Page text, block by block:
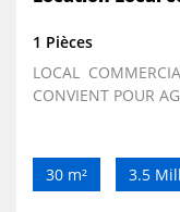
1 Pièces
LOCAL
CONVIENT POUR
30 m² 3.5